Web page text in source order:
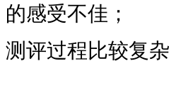
的感受不佳；
测评过程比较复